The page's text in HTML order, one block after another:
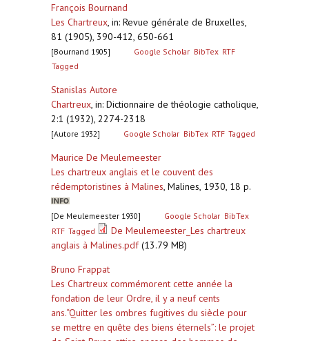
François Bournand
Les Chartreux, in: Revue générale de Bruxelles,
81 (1905), 390-412, 650-661
[Bournand 1905] Google Scholar BibTex RTF
Tagged
Stanislas Autore
Chartreux, in: Dictionnaire de théologie catholique,
2:1 (1932), 2274-2318
[Autore 1932] Google Scholar BibTex RTF Tagged
Maurice De Meulemeester
Les chartreux anglais et le couvent des
rédemptoristines à Malines, Malines, 1930, 18 p.
[De Meulemeester 1930] Google Scholar BibTex
RTF Tagged
De Meulemeester_Les chartreux
anglais à Malines.pdf(13.79 MB)
Bruno Frappat
Les Chartreux commémorent cette année la
fondation de leur Ordre, il y a neuf cents
ans.“Quitter les ombres fugitives du siècle pour
se mettre en quête des biens éternels”: le projet